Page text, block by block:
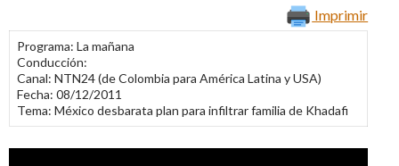
Imprimir
Programa: La mañana
Conducción:
Canal: NTN24 (de Colombia para América Latina y USA)
Fecha: 08/12/2011
Tema: México desbarata plan para infiltrar familia de Khadafi